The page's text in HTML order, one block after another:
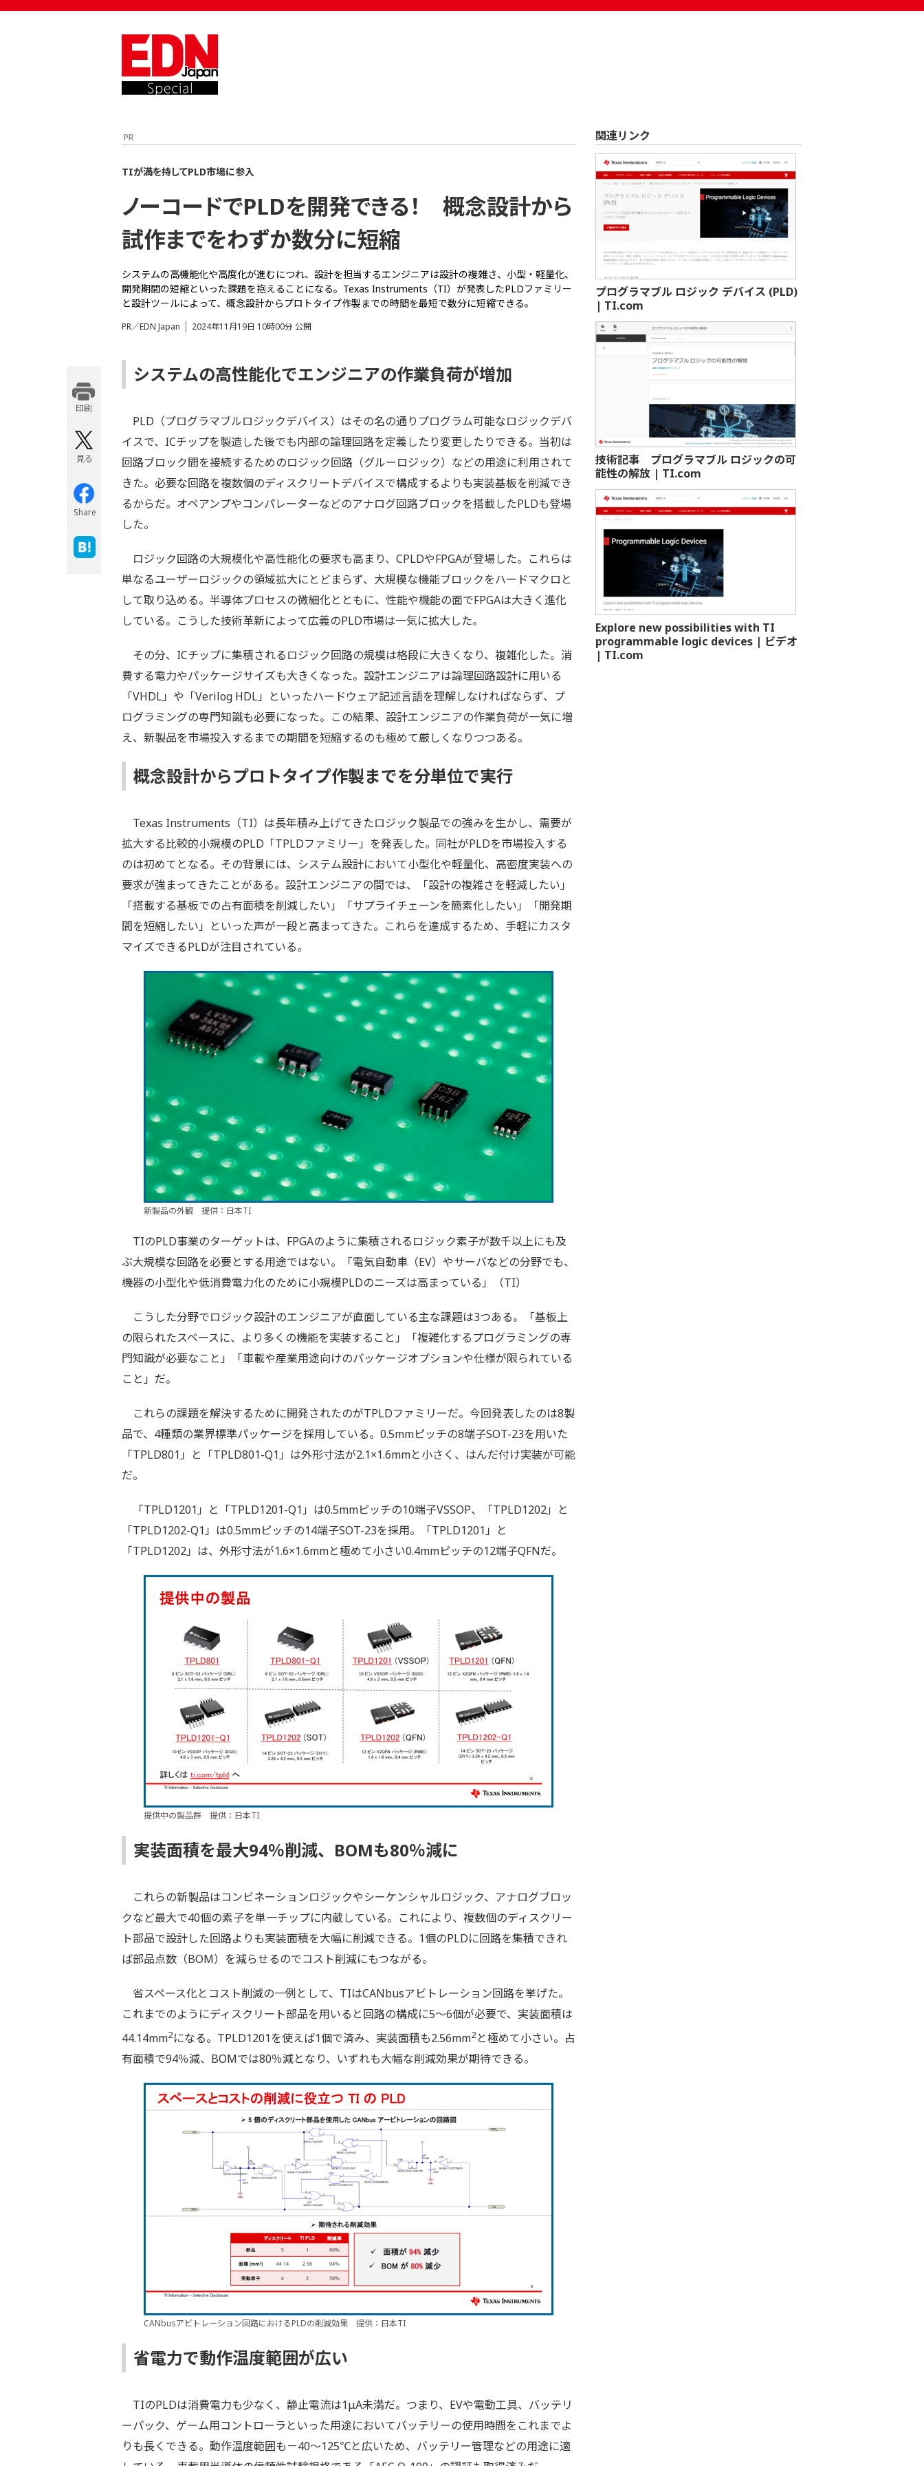
ノーコードでPLDを開発できる！ 概念設計から
試作までをわずか数分に短縮
TIが満を持してPLD市場に参入
システムの高機能化や高度化が進むにつれ、設計を担当するエンジニアは設計の複雑さ、小型・軽量化、
開発期間の短縮といった課題を抱えることになる。Texas Instruments（TI）が発表したPLDファミリー
と設計ツールによって、概念設計からプロトタイプ作製までの時間を最短で数分に短縮できる。
PR／EDN Japan 2024年11月19日 10時00分 公開
印刷する
見る
Share
システムの高性能化でエンジニアの作業負荷が増加
PLD（プログラマブルロジックデバイス）はその名の通りプログラム可能なロジックデバ
イスで、ICチップを製造した後でも内部の論理回路を定義したり変更したりできる。当初は
回路ブロック間を接続するためのロジック回路（グルーロジック）などの用途に利用されて
きた。必要な回路を複数個のディスクリートデバイスで構成するよりも実装基板を削減でき
るからだ。オペアンプやコンパレーターなどのアナログ回路ブロックを搭載したPLDも登場
した。
ロジック回路の大規模化や高性能化の要求も高まり、CPLDやFPGAが登場した。これらは
単なるユーザーロジックの領域拡大にとどまらず、大規模な機能ブロックをハードマクロと
して取り込める。半導体プロセスの微細化とともに、性能や機能の面でFPGAは大きく進化
している。こうした技術革新によって広義のPLD市場は一気に拡大した。
その分、ICチップに集積されるロジック回路の規模は格段に大きくなり、複雑化した。消
費する電力やパッケージサイズも大きくなった。設計エンジニアは論理回路設計に用いる
「VHDL」や「Verilog HDL」といったハードウェア記述言語を理解しなければならず、プ
ログラミングの専門知識も必要になった。この結果、設計エンジニアの作業負荷が一気に増
え、新製品を市場投入するまでの期間を短縮するのも極めて厳しくなりつつある。
概念設計からプロトタイプ作製までを分単位で実行
Texas Instruments（TI）は長年積み上げてきたロジック製品での強みを生かし、需要が
拡大する比較的小規模のPLD「TPLDファミリー」を発表した。同社がPLDを市場投入する
のは初めてとなる。その背景には、システム設計において小型化や軽量化、高密度実装への
要求が強まってきたことがある。設計エンジニアの間では、「設計の複雑さを軽減したい」
「搭載する基板での占有面積を削減したい」「サプライチェーンを簡素化したい」「開発期
間を短縮したい」といった声が一段と高まってきた。これらを達成するため、手軽にカスタ
マイズできるPLDが注目されている。
新製品の外観 提供：日本TI
TIのPLD事業のターゲットは、FPGAのように集積されるロジック素子が数千以上にも及
ぶ大規模な回路を必要とする用途ではない。「電気自動車（EV）やサーバなどの分野でも、
機器の小型化や低消費電力化のために小規模PLDのニーズは高まっている」（TI）
こうした分野でロジック設計のエンジニアが直面している主な課題は3つある。「基板上
の限られたスペースに、より多くの機能を実装すること」「複雑化するプログラミングの専
門知識が必要なこと」「車載や産業用途向けのパッケージオプションや仕様が限られている
こと」だ。
これらの課題を解決するために開発されたのがTPLDファミリーだ。今回発表したのは8製
品で、4種類の業界標準パッケージを採用している。0.5mmピッチの8端子SOT-23を用いた
「TPLD801」と「TPLD801-Q1」は外形寸法が2.1×1.6mmと小さく、はんだ付け実装が可能
だ。
「TPLD1201」と「TPLD1201-Q1」は0.5mmピッチの10端子VSSOP、「TPLD1202」と
「TPLD1202-Q1」は0.5mmピッチの14端子SOT-23を採用。「TPLD1201」と
「TPLD1202」は、外形寸法が1.6×1.6mmと極めて小さい0.4mmピッチの12端子QFNだ。
提供中の製品群 提供：日本TI
実装面積を最大94％削減、BOMも80％減に
これらの新製品はコンビネーションロジックやシーケンシャルロジック、アナログブロッ
クなど最大で40個の素子を単一チップに内蔵している。これにより、複数個のディスクリー
ト部品で設計した回路よりも実装面積を大幅に削減できる。1個のPLDに回路を集積できれ
ば部品点数（BOM）を減らせるのでコスト削減にもつながる。
省スペース化とコスト削減の一例として、TIはCANbusアビトレーション回路を挙げた。
これまでのようにディスクリート部品を用いると回路の構成に5～6個が必要で、実装面積は
44.14mm2になる。TPLD1201を使えば1個で済み、実装面積も2.56mm2 と極めて小さい。占
有面積で94％減、BOMでは80％減となり、いずれも大幅な削減効果が期待できる。
CANbusアビトレーション回路におけるPLDの削減効果 提供：日本TI
省電力で動作温度範囲が広い
TIのPLDは消費電力も少なく、静止電流は1μA未満だ。つまり、EVや電動工具、バッテリ
ーパック、ゲーム用コントローラといった用途においてバッテリーの使用時間をこれまでよ
りも長くできる。動作温度範囲も－40～125℃と広いため、バッテリー管理などの用途に適
関連リンク
プログラマブル ロジック デバイス (PLD)
| TI.com
技術記事 プログラマブル ロジックの可
能性の解放 | TI.com
Explore new possibilities with TI
programmable logic devices | ビデオ
| TI.com